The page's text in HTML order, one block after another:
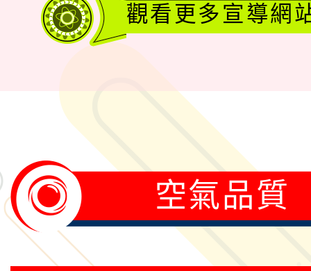
觀看更多宣導網
空氣品質